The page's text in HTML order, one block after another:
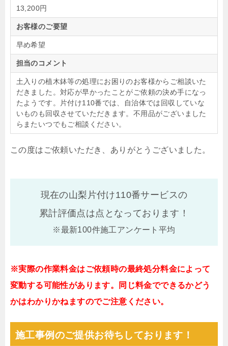
13,200円
お客様のご要望
早め希望
担当のコメント
土入りの植木鉢等の処理にお困りのお客様からご相談いた
だきました。対応が早かったことがご依頼の決め手になっ
たようです。片付け110番では、自治体では回収していな
いものも回収させていただきます。不用品がございました
らまたいつでもご相談ください。
この度はご依頼いただき、ありがとうございました。
現在の山梨片付け110番サービスの
累計評価点は点となっております！
※最新100件施工アンケート平均
※実際の作業料金はご依頼時の最終処分料金によって
変動する可能性があります。同じ料金でできるかどう
かはわかりかねますのでご注意ください。
施工事例のご提供お待ちしております！